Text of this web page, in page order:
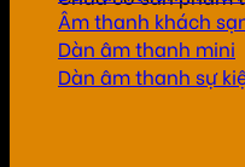
Âm thanh khách
Dàn âm thanh mini
Dàn âm thanh sự